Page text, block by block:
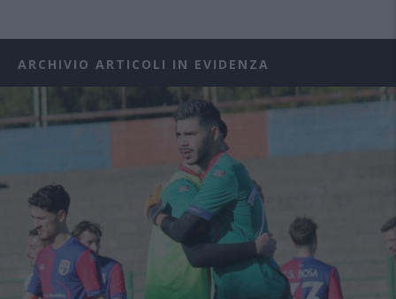
ARCHIVIO ARTICOLI IN EVIDENZA